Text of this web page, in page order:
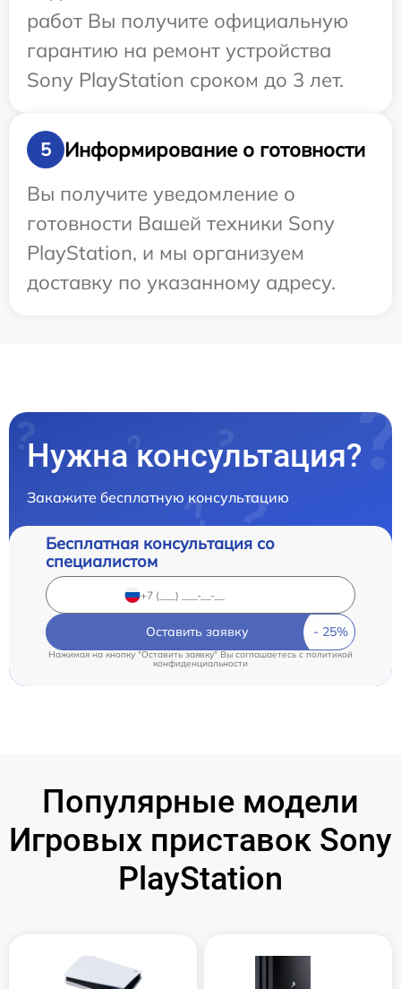
работ Вы получите официальную
гарантию на ремонт устройства
Sony PlayStation сроком до 3 лет.
5
Информирование о готовности
Вы получите уведомление о
готовности Вашей техники Sony
PlayStation, и мы организуем
доставку по указанному адресу.
Нужна консультация?
Закажите бесплатную консультацию
Бесплатная консультация со
специалистом
Оставить заявку
Нажимая на кнопку "Оставить заявку" Вы соглашаетесь cполитикой
конфиденциальности
Популярные модели
Игровых приставок Sony
PlayStation